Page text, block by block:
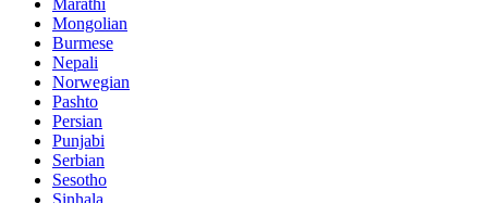
Marathi
Mongolian
Burmese
Nepali
Norwegian
Pashto
Persian
Punjabi
Serbian
Sesotho
Sinhala